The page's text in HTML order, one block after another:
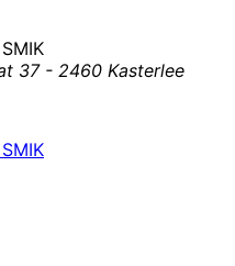
37 - 2460 Kasterlee